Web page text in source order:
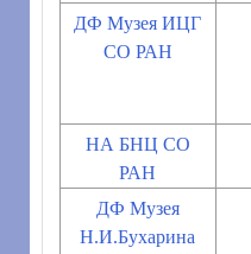
ДФ Музея ИЦГ
СО РАН
НА БНЦ СО
РАН
ДФ Музея
Н.И.Бухарина